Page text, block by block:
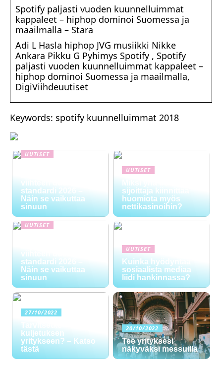
Spotify paljasti vuoden kuunnelluimmat
kappaleet – hiphop dominoi Suomessa ja
maailmalla – Stara
Adi L Hasla hiphop JVG musiikki Nikke
Ankara Pikku G Pyhimys Spotify , Spotify
paljasti vuoden kuunnelluimmat kappaleet –
hiphop dominoi Suomessa ja maailmalla,
DigiViihdeuutiset
Keywords: spotify kuunnelluimmat 2018
UUTISET
viihteen uusi
standardi 2026 –
Näin se vaikuttaa
sinuun
UUTISET
Miksi yhä useampi
sijoittaja kiinnittää
huomiota myös
nettikasinoihin?
UUTISET
viihteen uusi
standardi 2026 –
Näin se vaikuttaa
sinuun
UUTISET
Kuinka hyödyntää
sosiaalista mediaa
liidi hankinnassa?
27/10/2022
Tarvitsetko
kuljetuksen
yritykseen? – Katso
tästä
20/10/2022
Tee yrityksesi
näkyväksi messuilla